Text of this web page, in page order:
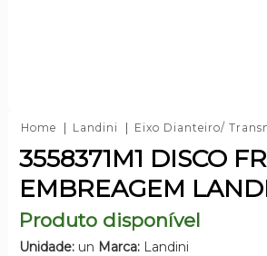
Home Landini Eixo Dianteiro/
3558371M1 DISCO
EMBREAGEM
Produto disponível
Unidade:un Marca:Landini